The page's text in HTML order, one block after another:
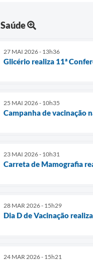
Saúde
27 MAI 2026 - 13h36
Glicério realiza 11ª
25 MAI 2026 - 10h35
Campanha de vacinação
23 MAI 2026 - 10h31
Carreta de Mamografia
28 MAR 2026 - 15h29
Dia D de Vacinação
24 MAR 2026 - 15h21